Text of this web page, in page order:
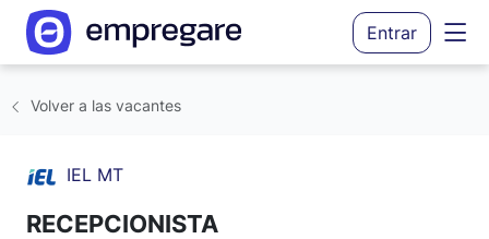
Entrar
Volver a las vacantes
IEL MT
RECEPCIONISTA